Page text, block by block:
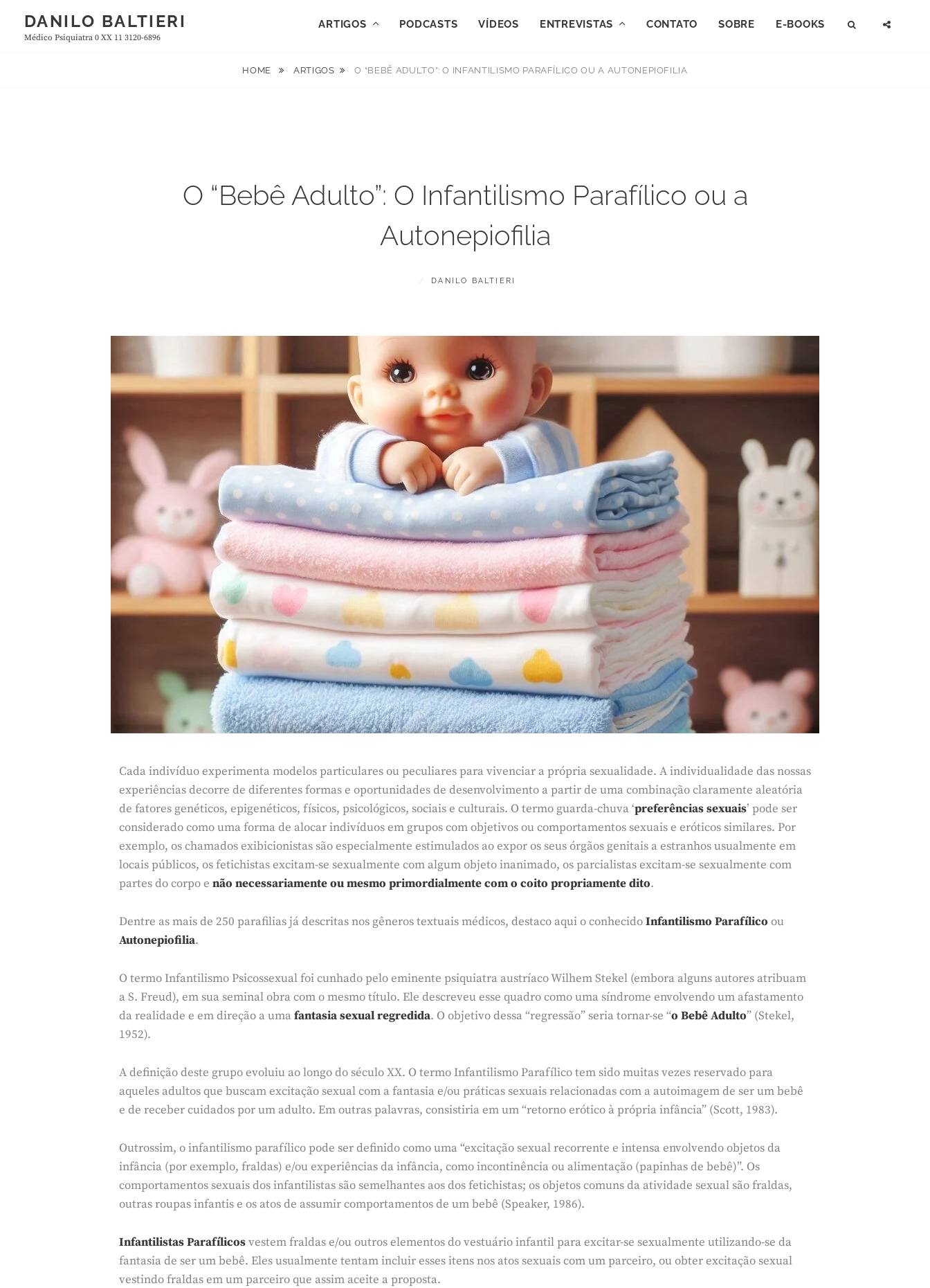
DANILO BALTIERI
Médico Psiquiatra 0 XX 11 3120-6896
ARTIGOS PODCASTS VÍDEOS ENTREVISTAS CONTATO SOBRE E-BOOKS SEARCH
HOME ARTIGOS O “BEBÊ ADULTO”: O INFANTILISMO PARAFÍLICO OU A AUTONEPIOFILIA
O “Bebê Adulto”: O Infantilismo Parafílico ou a
Autonepiofilia
POSTED
,
2
0
2
4
BY
DANILO BALTIERI
Cada indivíduo experimenta modelos particulares ou peculiares para vivenciar a própria sexualidade. A individualidade das nossas
experiências decorre de diferentes formas e oportunidades de desenvolvimento a partir de uma combinação claramente aleatória
de fatores genéticos, epigenéticos, físicos, psicológicos, sociais e culturais. O termo guarda-chuva ‘preferências sexuais’ pode ser
considerado como uma forma de alocar indivíduos em grupos com objetivos ou comportamentos sexuais e eróticos similares. Por
exemplo, os chamados exibicionistas são especialmente estimulados ao expor os seus órgãos genitais a estranhos usualmente em
locais públicos, os fetichistas excitam-se sexualmente com algum objeto inanimado, os parcialistas excitam-se sexualmente com
partes do corpo e não necessariamente ou mesmo primordialmente com o coito propriamente dito.
Dentre as mais de 250 parafilias já descritas nos gêneros textuais médicos, destaco aqui o conhecidoInfantilismo Parafílico ou
Autonepiofilia.
O termo Infantilismo Psicossexual foi cunhado pelo eminente psiquiatra austríaco Wilhem Stekel (embora alguns autores atribuam
a S. Freud), em sua seminal obra com o mesmo título. Ele descreveu esse quadro como uma síndrome envolvendo um afastamento
da realidade e em direção a umafantasia sexual regredida. O objetivo dessa “regressão” seria tornar-se “o Bebê Adulto” (Stekel,
1952).
A definição deste grupo evoluiu ao longo do século XX. O termo Infantilismo Parafílico tem sido muitas vezes reservado para
aqueles adultos que buscam excitação sexual com a fantasia e/ou práticas sexuais relacionadas com a autoimagem de ser um bebê
e de receber cuidados por um adulto. Em outras palavras, consistiria em um “retorno erótico à própria infância” (Scott, 1983).
Outrossim, o infantilismo parafílico pode ser definido como uma “excitação sexual recorrente e intensa envolvendo objetos da
infância (por exemplo, fraldas) e/ou experiências da infância, como incontinência ou alimentação (papinhas de bebê)”. Os
comportamentos sexuais dos infantilistas são semelhantes aos dos fetichistas; os objetos comuns da atividade sexual são fraldas,
outras roupas infantis e os atos de assumir comportamentos de um bebê (Speaker, 1986).
Infantilistas Parafílicosvestem fraldas e/ou outros elementos do vestuário infantil para excitar-se sexualmente utilizando-se da
fantasia de ser um bebê. Eles usualmente tentam incluir esses itens nos atos sexuais com um parceiro, ou obter excitação sexual
vestindo fraldas em um parceiro que assim aceite a proposta.